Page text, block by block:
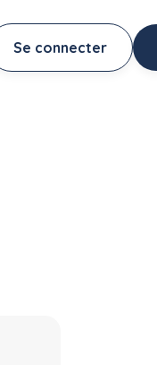
Se connecter